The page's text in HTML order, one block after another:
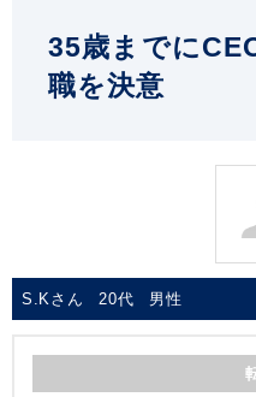
35歳までに
職を決意
S.Kさん 20代 男性